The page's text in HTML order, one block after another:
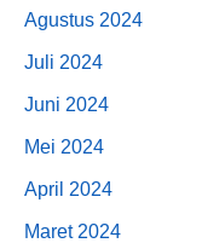
Agustus 2024
Juli 2024
Juni 2024
Mei 2024
April 2024
Maret 2024